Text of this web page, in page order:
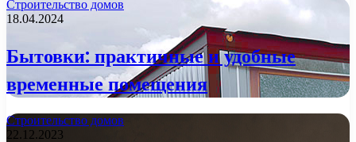
Строительство домов
18.04.2024
Бытовки: практичные и удобные
временные помещения
Строительство домов
22.12.2023